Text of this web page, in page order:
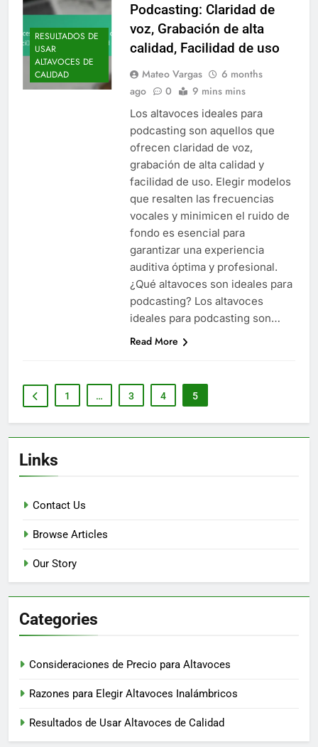
RESULTADOS DE
USAR
ALTAVOCES DE
CALIDAD
Podcasting: Claridad de
voz, Grabación de alta
calidad, Facilidad de uso
Mateo Vargas
6 months
ago
0 9 mins mins
Los altavoces ideales para
podcasting son aquellos que
ofrecen claridad de voz,
grabación de alta calidad y
facilidad de uso. Elegir modelos
que resalten las frecuencias
vocales y minimicen el ruido de
fondo es esencial para
garantizar una experiencia
auditiva óptima y profesional.
¿Qué altavoces son ideales para
podcasting? Los altavoces
ideales para podcasting son…
Read More
1 … 3 4 5
Links
Contact Us
Browse Articles
Our Story
Categories
Consideraciones de Precio para Altavoces
Razones para Elegir Altavoces Inalámbricos
Resultados de Usar Altavoces de Calidad